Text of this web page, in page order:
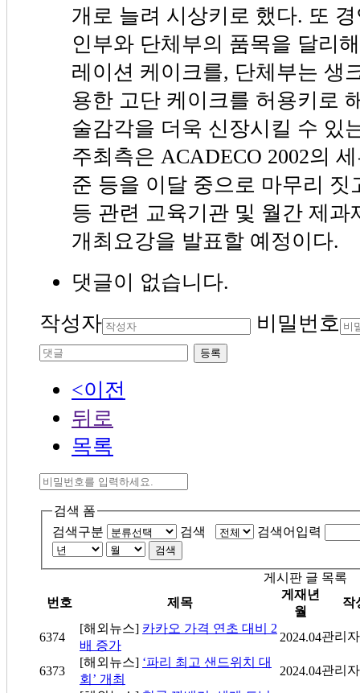
개로 늘려 시상키로 했다. 또
인부와 단체부의 품목을 달리
레이션 케이크를, 단체부는 생
용한 고단 케이크를 허용키로
술감각을 더욱 신장시킬 수 있
주최측은 ACADECO 2002의
준 등을 이달 중으로 마무리
등 관련 교육기관 및 월간 제과
개최요강을 발표할 예정이다.
댓글이 없습니다.
작성자
비밀번호
등록
<이전
뒤로
목록
검색 폼
검색구분
검색 검색어입력
검색
게시판 글 목록
번호
제목
게재년
월
작
6374
[해외뉴스] 카카오 가격 연초 대비 2
배 증가
2024.04관리자
6373
[해외뉴스] ‘파리 최고 샌드위치 대
회’ 개최
2024.04관리자